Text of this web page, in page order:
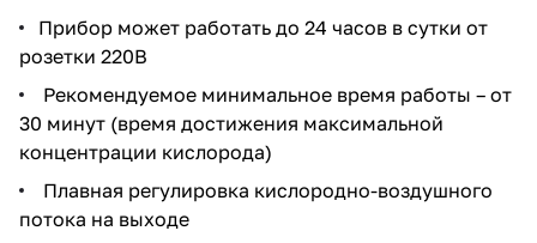
Прибор может работать до 24 часов в сутки от
розетки 220В
Рекомендуемое минимальное время работы – от
30 минут (время достижения максимальной
концентрации кислорода)
Плавная регулировка кислородно-воздушного
потока на выходе